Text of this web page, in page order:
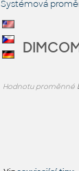
Systémová
Hodnotu proměnné